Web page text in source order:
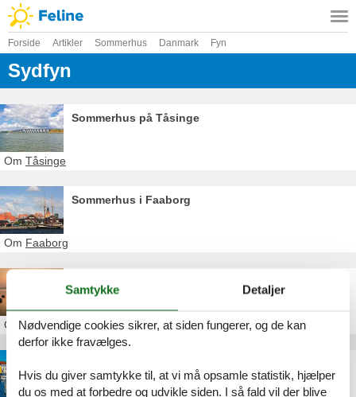
Forside Artikler Sommerhus Danmark Fyn
Sydfyn
Sommerhus på Tåsinge
Om Tåsinge
Sommerhus i Faaborg
Om Faaborg
OmThurø
Samtykke Detaljer
Nødvendige cookies sikrer, at siden fungerer, og de kan
derfor ikke fravælges.
Hvis du giver samtykke til, at vi må opsamle statistik, hjælper
du os med at forbedre og udvikle siden. I så fald vil der blive